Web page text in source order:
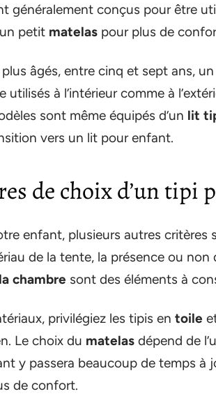
généralement conçus pour être
petit matelas pour plus de
âgés, entre cinq et sept ans, un
à l’intérieur comme à
sont même équipés d’un lit
vers un lit pour enfant.
de choix d’un tipi
enfant, plusieurs autres
de la tente, la présence ou non
la chambre sont des éléments à
privilégiez les tipis en toile
Le choix du matelas dépend de
y passera beaucoup de temps à
de confort.